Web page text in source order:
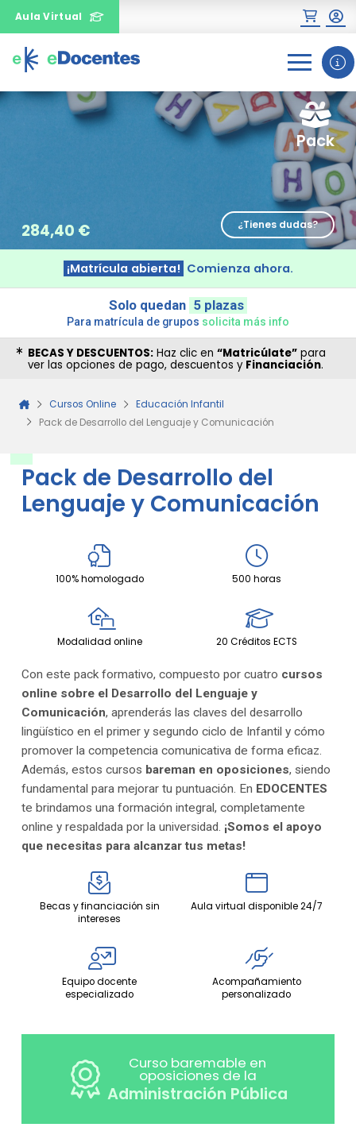
Aula Virtual
Pack de Desarrollo del
Lenguaje y Comunicación
100% homologado 500 horas
Modalidad online 20 Créditos ECTS
Con este pack formativo, compuesto por cuatro cursos
online sobre el Desarrollo del Lenguaje y
Comunicación, aprenderás las claves del desarrollo
lingüístico en el primer y segundo ciclo de Infantil y cómo
promover la competencia comunicativa de forma eficaz.
Además, estos cursos bareman en oposiciones, siendo
fundamental para mejorar tu puntuación. En EDOCENTES
te brindamos una formación integral, completamente
online y respaldada por la universidad. ¡Somos el apoyo
que necesitas para alcanzar tus metas!
Becas y financiación sin
intereses
Aula virtual disponible 24/7
Equipo docente
especializado
Acompañamiento
personalizado
Curso baremable en
oposiciones de la
Administración Pública
284,40 €
Pack
¿Tienes dudas?
¡Matrícula abierta! Comienza ahora.
Solo quedan 5 plazas
Para matrícula de grupos solicita más info
BECAS Y DESCUENTOS: Haz clic en “Matricúlate” para
ver las opciones de pago, descuentos y Financiación.
Cursos Online
Educación Infantil
Pack de Desarrollo del Lenguaje y Comunicación
¿Necesitas más información
sobre un curso?